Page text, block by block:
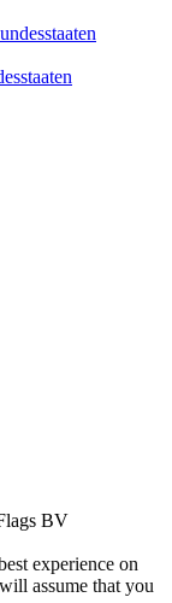
BV
experience on
assume that you